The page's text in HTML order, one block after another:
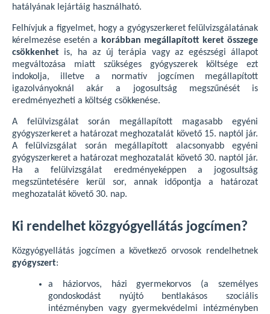
hatályának lejártáig használható.
Felhívjuk a figyelmet, hogy a gyógyszerkeret felülvizsgálatának
kérelmezése esetén a korábban megállapított keret összege
csökkenhet is, ha az új terápia vagy az egészségi állapot
megváltozása miatt szükséges gyógyszerek költsége ezt
indokolja, illetve a normatív jogcímen megállapított
igazolványoknál akár a jogosultság megszűnését is
eredményezheti a költség csökkenése.
A felülvizsgálat során megállapított magasabb egyéni
gyógyszerkeret a határozat meghozatalát követő 15. naptól jár.
A felülvizsgálat során megállapított alacsonyabb egyéni
gyógyszerkeret a határozat meghozatalát követő 30. naptól jár.
Ha a felülvizsgálat eredményeképpen a jogosultság
megszüntetésére kerül sor, annak időpontja a határozat
meghozatalát követő 30. nap.
Ki rendelhet közgyógyellátás jogcímen?
Közgyógyellátás jogcímen a következő orvosok rendelhetnek
gyógyszert:
a háziorvos, házi gyermekorvos (a személyes
gondoskodást nyújtó bentlakásos szociális
intézményben vagy gyermekvédelmi intézményben